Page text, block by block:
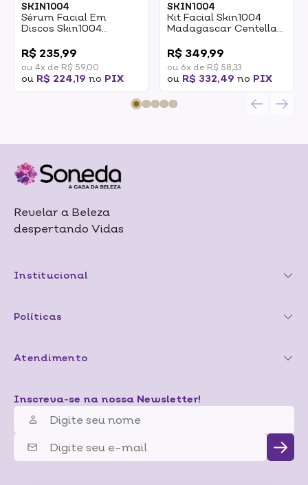
SKIN1004
Sérum Facial Em
Discos Skin1004
Quick Calming Pad
Com 70un
R$ 235,99
ou 4x de R$ 59,00
ou R$ 224,19 no PIX
SKIN1004
Kit Facial Skin1004
Madagascar Centella
Cleansing Oil 200ml +
Espuma De Limpeza
Ampoule Foam 125ml
R$ 349,99
ou 6x de R$ 58,33
ou R$ 332,49 no PIX
Revelar a Beleza
despertando Vidas
Institucional
Políticas
Atendimento
Inscreva-se na nossa Newsletter!